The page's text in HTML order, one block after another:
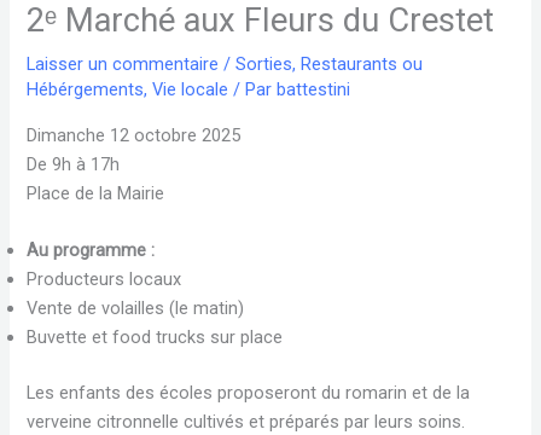
2ᵉ Marché aux Fleurs du Crestet
Laisser un commentaire /Sorties, Restaurants ou
Hébérgements,Vie locale / Par battestini
Dimanche 12 octobre 2025
De 9h à 17h
Place de la Mairie
Au programme :
Producteurs locaux
Vente de volailles (le matin)
Buvette et food trucks sur place
Les enfants des écoles proposeront du romarin et de la
verveine citronnelle cultivés et préparés par leurs soins.